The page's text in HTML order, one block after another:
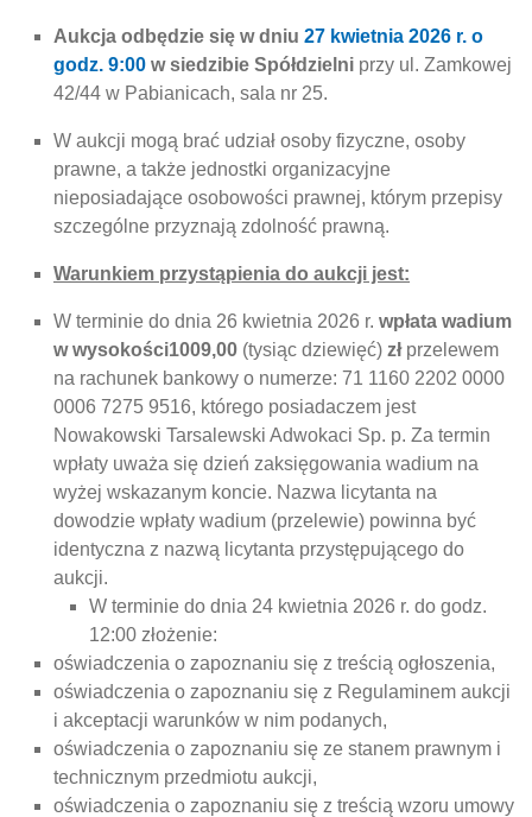
Aukcja odbędzie się w dniu 27 kwietnia 2026 r. o
godz. 9:00 w siedzibie Spółdzielni przy ul. Zamkowej
42/44 w Pabianicach, sala nr 25.
W aukcji mogą brać udział osoby fizyczne, osoby
prawne, a także jednostki organizacyjne
nieposiadające osobowości prawnej, którym przepisy
szczególne przyznają zdolność prawną.
Warunkiem przystąpienia do aukcji jest:
W terminie do dnia 26 kwietnia 2026 r. wpłata wadium
w wysokości1009,00 (tysiąc dziewięć) złprzelewem
na rachunek bankowy o numerze: 71 1160 2202 0000
0006 7275 9516, którego posiadaczem jest
Nowakowski Tarsalewski Adwokaci Sp. p. Za termin
wpłaty uważa się dzień zaksięgowania wadium na
wyżej wskazanym koncie. Nazwa licytanta na
dowodzie wpłaty wadium (przelewie) powinna być
identyczna z nazwą licytanta przystępującego do
aukcji.
W terminie do dnia 24 kwietnia 2026 r. do godz.
12:00 złożenie:
oświadczenia o zapoznaniu się z treścią ogłoszenia,
oświadczenia o zapoznaniu się z Regulaminem aukcji
i akceptacji warunków w nim podanych,
oświadczenia o zapoznaniu się ze stanem prawnym i
technicznym przedmiotu aukcji,
oświadczenia o zapoznaniu się z treścią wzoru umowy